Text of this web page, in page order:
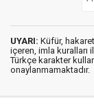
UYARI: Küfür,
içeren, imla kuralları
Türkçe karakter
onaylanmamaktadır.